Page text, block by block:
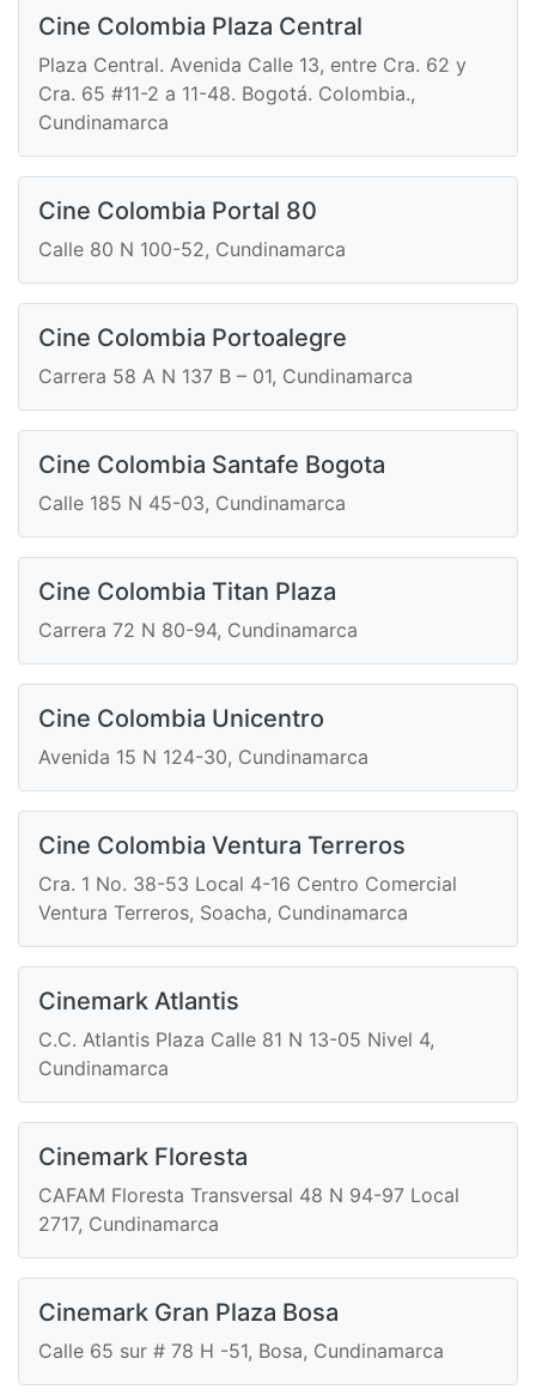
Cine Colombia Plaza Central
Plaza Central. Avenida Calle 13, entre Cra. 62 y
Cra. 65 #11-2 a 11-48. Bogotá. Colombia.,
Cundinamarca
Cine Colombia Portal 80
Calle 80 N 100-52, Cundinamarca
Cine Colombia Portoalegre
Carrera 58 A N 137 B – 01, Cundinamarca
Cine Colombia Santafe Bogota
Calle 185 N 45-03, Cundinamarca
Cine Colombia Titan Plaza
Carrera 72 N 80-94, Cundinamarca
Cine Colombia Unicentro
Avenida 15 N 124-30, Cundinamarca
Cine Colombia Ventura Terreros
Cra. 1 No. 38-53 Local 4-16 Centro Comercial
Ventura Terreros, Soacha, Cundinamarca
Cinemark Atlantis
C.C. Atlantis Plaza Calle 81 N 13-05 Nivel 4,
Cundinamarca
Cinemark Floresta
CAFAM Floresta Transversal 48 N 94-97 Local
2717, Cundinamarca
Cinemark Gran Plaza Bosa
Calle 65 sur # 78 H -51, Bosa, Cundinamarca